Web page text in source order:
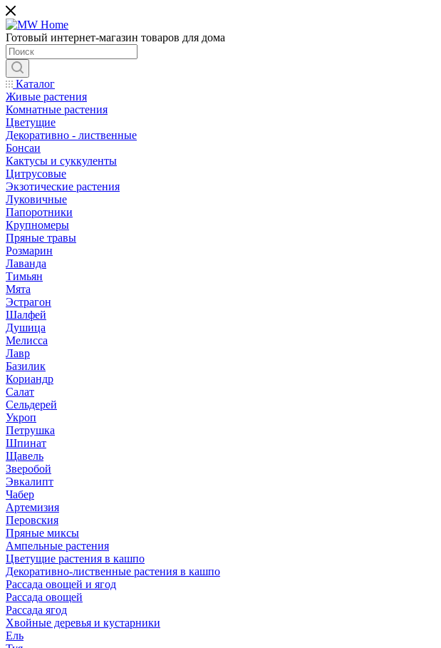
Готовый интернет-магазин товаров для дома
Каталог
Живые растения
Комнатные растения
Цветущие
Декоративно - лиственные
Бонсаи
Кактусы и суккуленты
Цитрусовые
Экзотические растения
Луковичные
Папоротники
Крупномеры
Пряные травы
Розмарин
Лаванда
Тимьян
Мята
Эстрагон
Шалфей
Душица
Мелисса
Лавр
Базилик
Кориандр
Салат
Сельдерей
Укроп
Петрушка
Шпинат
Щавель
Зверобой
Эвкалипт
Чабер
Артемизия
Перовския
Пряные миксы
Ампельные растения
Цветущие растения в кашпо
Декоративно-лиственные растения в кашпо
Рассада овощей и ягод
Рассада овощей
Рассада ягод
Хвойные деревья и кустарники
Ель